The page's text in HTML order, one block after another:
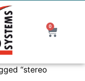
0
“stereo